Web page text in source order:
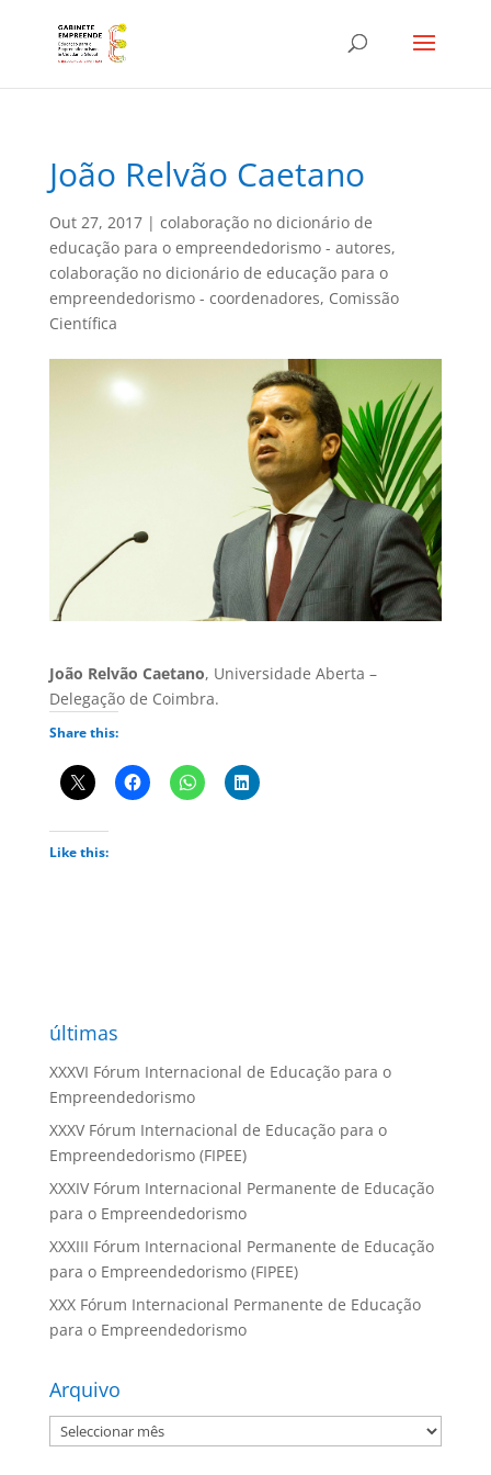
João Relvão Caetano
Out 27, 2017| colaboração no dicionário de
educação para o empreendedorismo - autores,
colaboração no dicionário de educação para o
empreendedorismo - coordenadores, Comissão
Científica
João Relvão Caetano, Universidade Aberta –
Delegação de Coimbra.
Share this:
Like this:
últimas
XXXVI Fórum Internacional de Educação para o
Empreendedorismo
XXXV Fórum Internacional de Educação para o
Empreendedorismo (FIPEE)
XXXIV Fórum Internacional Permanente de Educação
para o Empreendedorismo
XXXIII Fórum Internacional Permanente de Educação
para o Empreendedorismo (FIPEE)
XXX Fórum Internacional Permanente de Educação
para o Empreendedorismo
Arquivo
Arquivo